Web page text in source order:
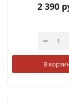
2 390
В